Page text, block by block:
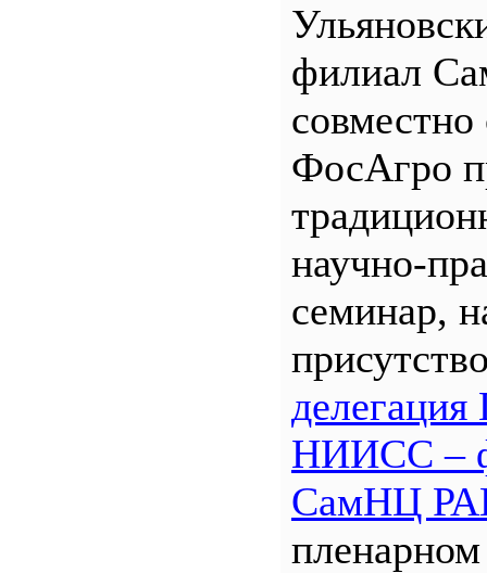
филиал
ФосАгро
научно-
семинар,
НИИСС –
СамНЦ
пленарном